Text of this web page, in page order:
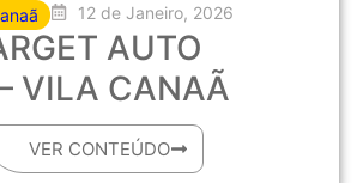
12 de Janeiro, 2026
AUTO
VILA CANAÃ
VER CONTEÚDO